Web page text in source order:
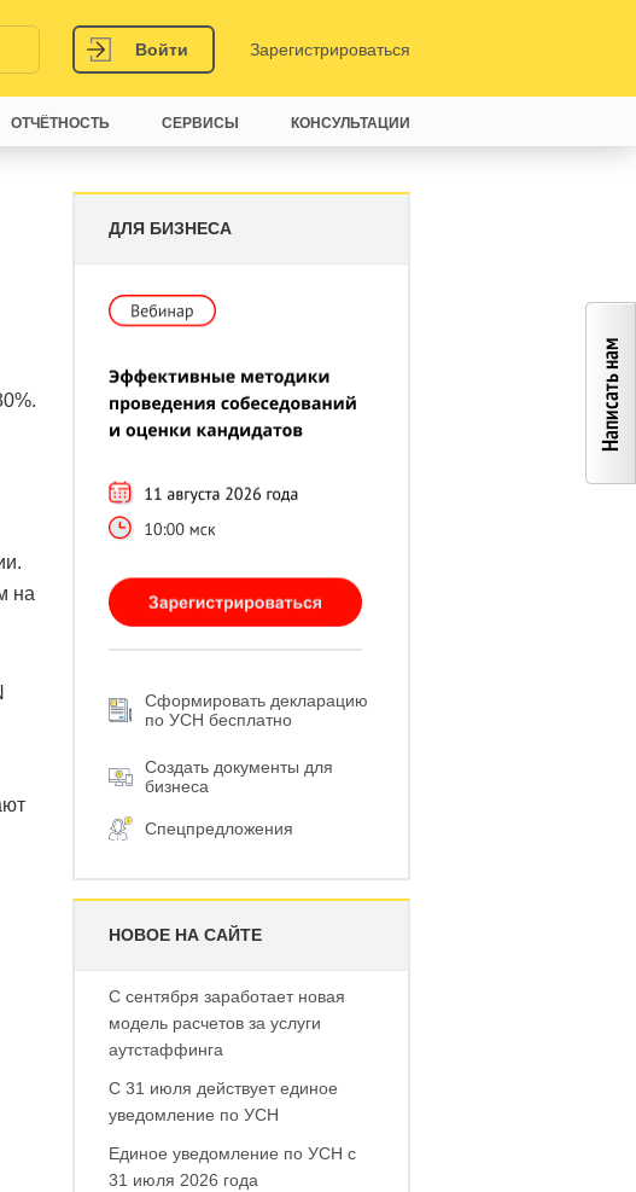
Войти Зарегистрироваться
на
ДЛЯ БИЗНЕСА
Сформировать декларацию
по УСН бесплатно
Создать документы для
бизнеса
Спецпредложения
НОВОЕ НА САЙТЕ
С сентября заработает новая
модель расчетов за услуги
аутстаффинга
С 31 июля действует единое
уведомление по УСН
Единое уведомление по УСН с
31 июля 2026 года
ОТЧЁТНОСТЬ СЕРВИСЫ КОНСУЛЬТАЦИИ